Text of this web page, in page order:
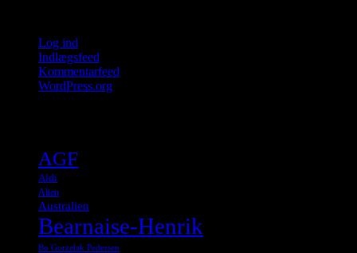
Log ind
Indlægsfeed
Kommentarfeed
WordPress.org
AGF
Aldi
Alien
Australien
Bearnaise-Henrik
Bo Gorzelak Pedersen